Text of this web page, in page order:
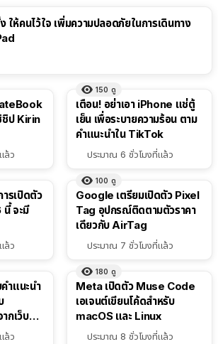
ห้คนไว้ใจ เพิ่มความปลอดภัยในการเดินทาง
ชิป Kirin
ล้ว
150 ดู
เตือน! อย่าเอา iPhone แช่ตู้
เย็น เพื่อระบายความร้อน ตาม
คำแนะนำใน TikTok
ประมาณ 6 ชั่วโมงที่แล้ว
ารเปิดตัว
จะมี
ล้ว
100 ดู
Google เตรียมเปิดตัว Pixel
Tag อุปกรณ์ติดตามตัวราคา
เดียวกับ AirTag
ประมาณ 7 ชั่วโมงที่แล้ว
ำแนะนำ
กเว็บตัว
ล้ว
180 ดู
Meta เปิดตัว Muse Code
เอเจนต์เขียนโค้ดสำหรับ
macOS และ Linux
ประมาณ 8 ชั่วโมงที่แล้ว